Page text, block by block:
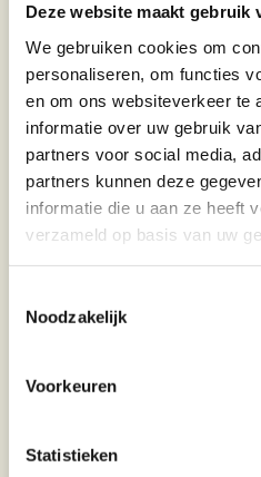
Deze website maakt gebruik
We gebruiken cookies om
personaliseren, om functies
en om ons websiteverkeer te
informatie over uw gebruik
partners voor social media,
partners kunnen deze
informatie die u aan ze heeft
verzameld op basis van uw
Noodzakelijk
Voorkeuren
Statistieken